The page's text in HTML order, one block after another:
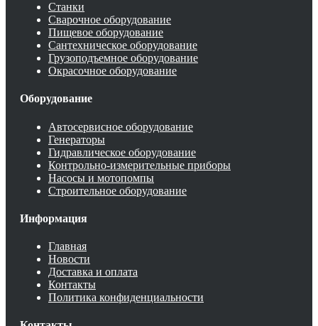
Станки
Сварочное оборудование
Пищевое оборудование
Сантехническое оборудование
Грузоподъемное оборудование
Окрасочное оборудование
Оборудование
Автосервисное оборудование
Генераторы
Гидравлическое оборудование
Контрольно-измерительные приборы
Насосы и мотопомпы
Строительное оборудование
Информация
Главная
Новости
Доставка и оплата
Контакты
Политика конфиденциальности